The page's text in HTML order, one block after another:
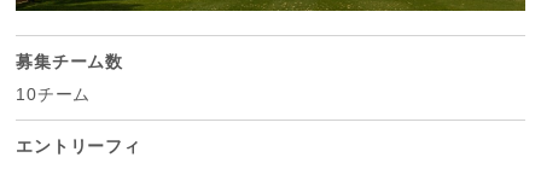
募集チーム数
10チーム
エントリーフィ